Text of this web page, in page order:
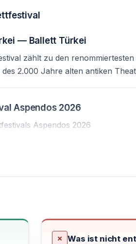
— Ballett Türkei
zählt zu den
2.000 Jahre alten antiken
Aspendos 2026
Aspendos 2026
findet 2026 zum 33. Mal statt.
Was ist nicht